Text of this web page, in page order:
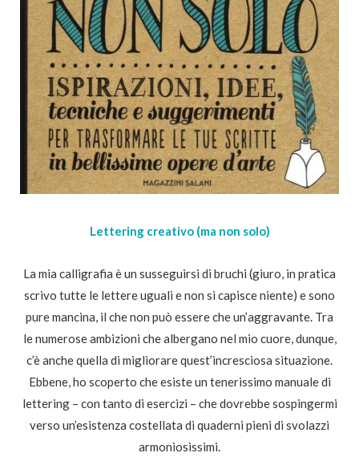
Lettering creativo (ma non solo)
La mia calligrafia è un susseguirsi di bruchi (giuro, in pratica
scrivo tutte le lettere uguali e non si capisce niente) e sono
pure mancina, il che non può essere che un’aggravante. Tra
le numerose ambizioni che albergano nel mio cuore, dunque,
c’è anche quella di migliorare quest’incresciosa situazione.
Ebbene, ho scoperto che esiste un tenerissimo manuale di
lettering – con tanto di esercizi – che dovrebbe sospingermi
verso un’esistenza costellata di quaderni pieni di svolazzi
armoniosissimi.